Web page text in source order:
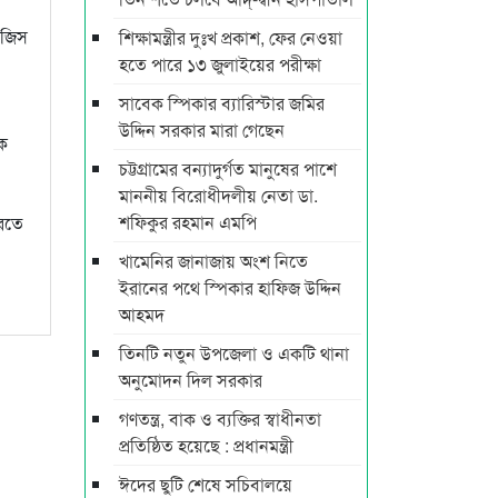
শিক্ষামন্ত্রীর দুঃখ প্রকাশ, ফের নেওয়া
হতে পারে ১৩ জুলাইয়ের পরীক্ষা
সাবেক স্পিকার ব্যারিস্টার জমির
উদ্দিন সরকার মারা গেছেন
চট্টগ্রামের বন্যাদুর্গত মানুষের পাশে
মাননীয় বিরোধীদলীয় নেতা ডা.
শফিকুর রহমান এমপি
খামেনির জানাজায় অংশ নিতে
ইরানের পথে স্পিকার হাফিজ উদ্দিন
আহমদ
তিনটি নতুন উপজেলা ও একটি থানা
অনুমোদন দিল সরকার
গণতন্ত্র, বাক ও ব্যক্তির স্বাধীনতা
প্রতিষ্ঠিত হয়েছে : প্রধানমন্ত্রী
ঈদের ছুটি শেষে সচিবালয়ে